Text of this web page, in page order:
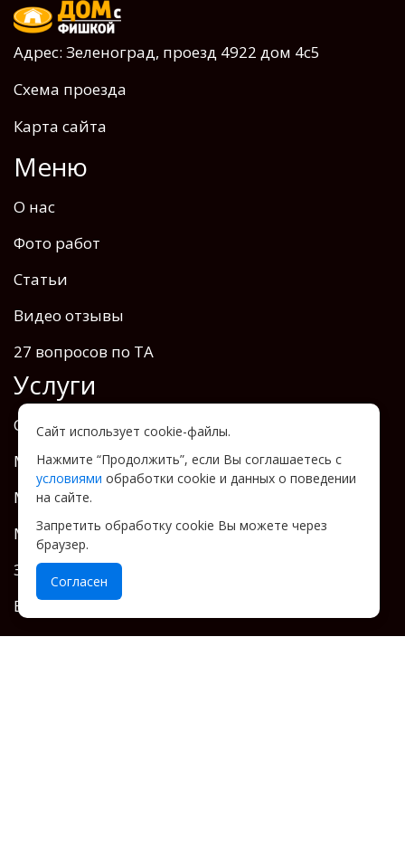
Адрес: Зеленоград, проезд 4922 дом 4с5
Схема проезда
Карта сайта
Меню
О нас
Фото работ
Статьи
Видео отзывы
27 вопросов по ТА
Услуги
Отопление теплоаккумулятором
Монтаж теплых водяных полов
Монтаж радиаторов
Монтаж канализации
Заведение воды в дом
Водоснабжение
Вентиляция
Сайт использует cookie-файлы.
Нажмите “Продолжить”, если Вы соглашаетесь с
условиями обработки cookie и данных о поведении
на сайте.
Запретить обработку cookie Вы можете через
браузер.
Согласен